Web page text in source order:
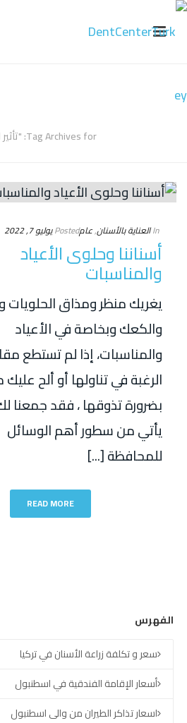
ARCHIVES
Tag Archives for: "تأثير السكريات الضار على الاسنان"
Inالعناية بالأسنان,عامPostedيوليو 7, 2022
أسناننا وحلوى الأعياد
والمناسبات
يغريك منظر ومذاق الحلويات
والكعك وبخاصة في الأعياد
والمناسبات، إذا لم تستطع
الرغبة في تناولها أو ألح
بضرورة تذوقها ، فقد جمعنا
يأتي من سطور أهم الوسائل
للمحافظة [...]
READ MORE
الفهرس
سعر و تكلفة زراعة الأسنان في تركيا
أسعار الإقامة الفندقية في اسطنبول
اسعار تذاكر الطيران من والى اسطنبول